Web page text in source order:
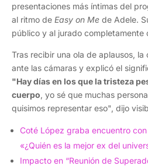
presentaciones más íntimas del
al ritmo de Easy on Me de Adele.
público y al jurado completamente
Tras recibir una ola de aplausos,
ante las cámaras y explicó el
"Hay días en los que la tristeza
cuerpo, yo sé que muchas
quisimos representar eso", dijo
Coté López graba encuentro
«¿Quién es la mejor ex del
Impacto en “Reunión de